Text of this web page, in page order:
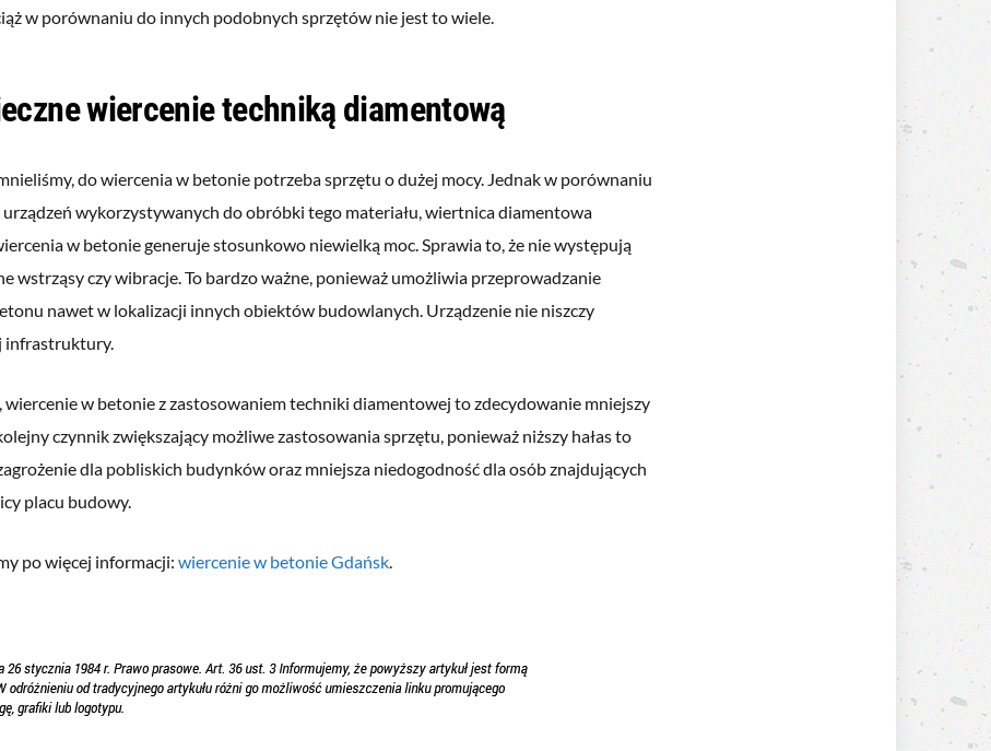
w porównaniu do innych podobnych sprzętów nie jest to wiele.
wiercenie techniką diamentową
do wiercenia w betonie potrzeba sprzętu o dużej mocy. Jednak w porównaniu
wykorzystywanych do obróbki tego materiału, wiertnica diamentowa
w betonie generuje stosunkowo niewielką moc. Sprawia to, że nie występują
wstrząsy czy wibracje. To bardzo ważne, ponieważ umożliwia przeprowadzanie
nawet w lokalizacji innych obiektów budowlanych. Urządzenie nie niszczy
infrastruktury.
wiercenie w betonie z zastosowaniem techniki diamentowej to zdecydowanie mniejszy
czynnik zwiększający możliwe zastosowania sprzętu, ponieważ niższy hałas to
dla pobliskich budynków oraz mniejsza niedogodność dla osób znajdujących
placu budowy.
po więcej informacji:wiercenie w betonie Gdańsk.